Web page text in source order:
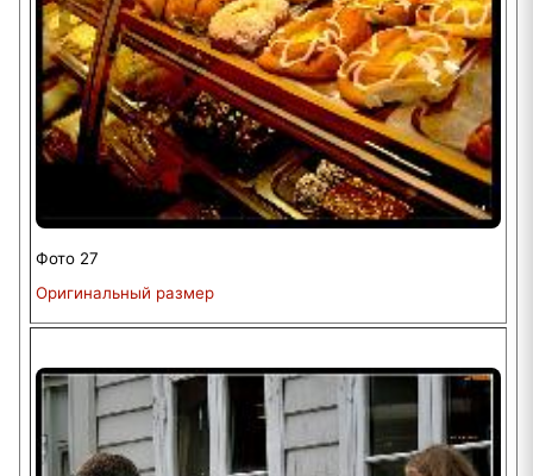
Фото 27
Оригинальный размер